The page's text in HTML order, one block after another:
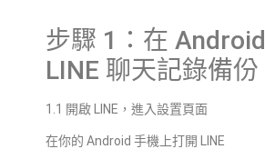
步驟 1：在
LINE 聊天記錄備份
1.1 開啟 LINE，進入設置頁面
在你的 Android 手機上打開 LINE